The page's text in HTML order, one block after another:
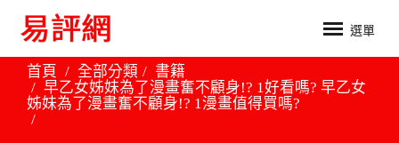
選單
首頁 全部分類
書籍
早乙女姊妹為了漫畫奮不顧身!? 1好看嗎? 早乙女
姊妹為了漫畫奮不顧身!? 1漫畫值得買嗎?